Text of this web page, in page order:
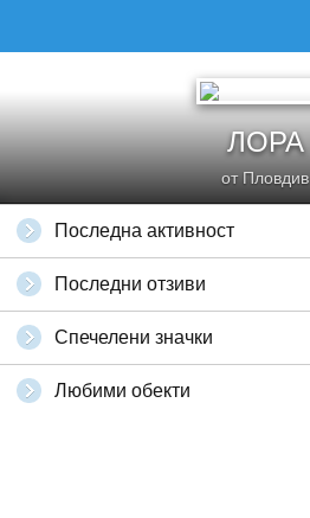
ЛОРА
от Пловдив
Последна активност
Последни отзиви
Спечелени значки
Любими обекти